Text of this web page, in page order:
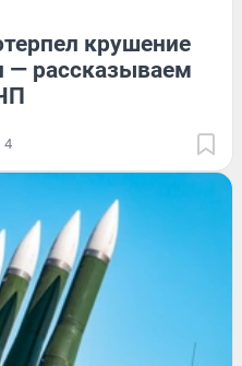
крушение
— рассказываем
4